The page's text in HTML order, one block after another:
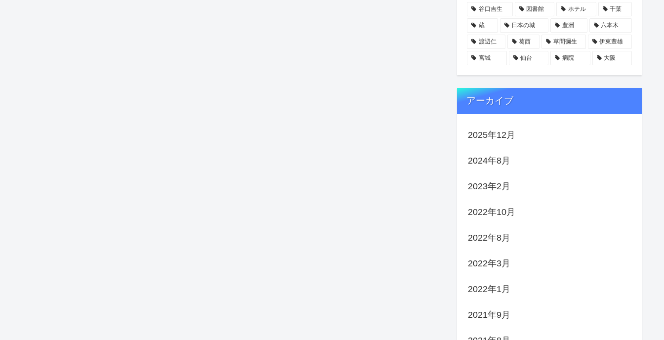
谷口吉生 図書館 ホテル 千葉
蔵 日本の城 豊洲 六本木
渡辺仁 葛西 草間彌生 伊東豊雄
宮城 仙台 病院 大阪
アーカイブ
2025年12月
2024年8月
2023年2月
2022年10月
2022年8月
2022年3月
2022年1月
2021年9月